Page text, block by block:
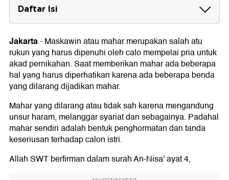
Daftar Isi
Mahar yang Dilarang dalam Islam
1. Mahar Titipan untuk Ayah Pihak Perempuan
2. Mahar yang Bercampur dengan Jual Beli
3. Mahar yang Terlalu Memberatkan
4. Mahar yang Tidak Bernilai atau Tidak Jelas
5. Mahar dari Benda Haram
6. Mahar yang Cacat atau Rusak
Pernikahan yang Dilarang dalam Islam
1. Nikah Mut'ah (Nikah Kontrak)
2. Nikah Muhallil (Nikah Coba-coba)
3. Pernikahan Tanpa Wali
4. Nikah Syighar
5. Menikahi Wanita Mahram
6. Nikah dalam Masa Iddah
Jakarta-Maskawin atau mahar merupakan salah atu
rukun yang harus dipenuhi oleh calo mempelai pria untuk
akad pernikahan. Saat memberikan mahar ada beberapa
hal yang harus diperhatikan karena ada beberapa benda
yang dilarang dijadikan mahar.
Mahar yang dilarang atau tidak sah karena mengandung
unsur haram, melanggar syariat dan sebagainya. Padahal
mahar sendiri adalah bentuk penghormatan dan tanda
keseriusan terhadap calon istri.
Allah SWT berfirman dalam surah An-Nisa' ayat 4,